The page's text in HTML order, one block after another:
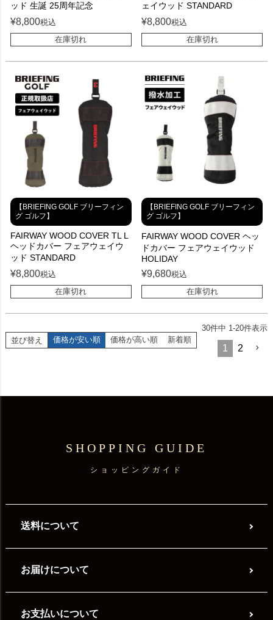
ッド 生誕 25周年記念
¥8,800税込
在庫切れ
ェイウッド STANDARD
¥8,800税込
在庫切れ
【BRIEFING GOLF ブリーフィン
グ ゴルフ】
FAIRWAY WOOD COVER TL L
ヘッドカバー フェアウェイウ
ッド STANDARD
¥8,800税込
在庫切れ
【BRIEFING GOLF ブリーフィン
グ ゴルフ】
FAIRWAY WOOD COVER ヘッ
ドカバー フェアウェイウッド
HOLIDAY
¥9,680税込
在庫切れ
並び替え 価格が安い順 価格が高い順 新着順
30件中 1-20件表示
1 2
SHOPPING GUIDE
ショッピングガイド
送料について
お届けについて
お支払いについて